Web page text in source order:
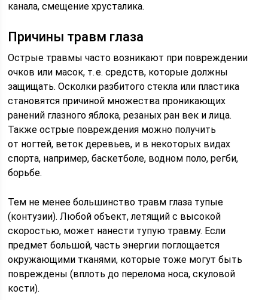
канала, смещение хрусталика.
Причины травм глаза
Острые травмы часто возникают при повреждении
очков или масок, т. е. средств, которые должны
защищать. Осколки разбитого стекла или пластика
становятся причиной множества проникающих
ранений глазного яблока, резаных ран век и лица.
Также острые повреждения можно получить
от ногтей, веток деревьев, и в некоторых видах
спорта, например, баскетболе, водном поло, регби,
борьбе.
Тем не менее большинство травм глаза тупые
(контузии). Любой объект, летящий с высокой
скоростью, может нанести тупую травму. Если
предмет большой, часть энергии поглощается
окружающими тканями, которые тоже могут быть
повреждены (вплоть до перелома носа, скуловой
кости).